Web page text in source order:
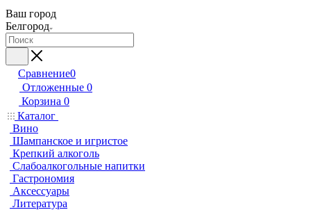
Ваш город
Белгород
Сравнение0
Отложенные 0
Корзина 0
Каталог
Вино
Шампанское и игристое
Крепкий алкоголь
Слабоалкогольные напитки
Гастрономия
Аксессуары
Литература